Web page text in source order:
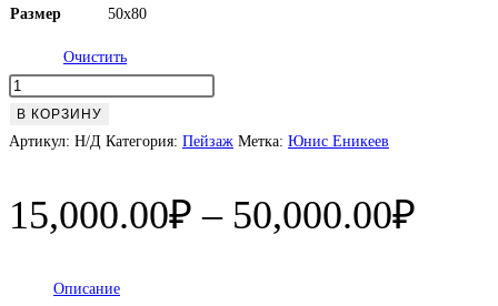
Размер 50х80
Очистить
Количество
товара
Летний
В КОРЗИНУ
Артикул: Н/Д Категория: Пейзаж Метка: Юнис Еникеев
15,000.00₽ – 50,000.00₽
Описание